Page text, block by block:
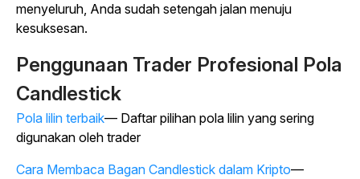
menyeluruh, Anda sudah setengah jalan menuju
kesuksesan.
Penggunaan Trader Profesional Pola
Candlestick
Pola lilin terbaik— Daftar pilihan pola lilin yang sering
digunakan oleh trader
Cara Membaca Bagan Candlestick dalam Kripto—